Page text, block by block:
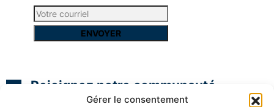
Gérer le consentement
Rejoignez notre communauté